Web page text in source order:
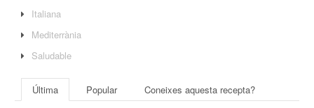
Italiana
Mediterrània
Saludable
Última Popular Coneixes aquesta recepta?